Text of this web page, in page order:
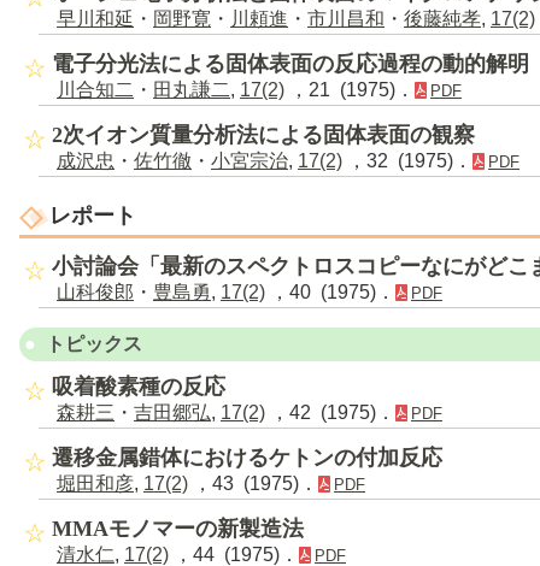
早川和延 ・ 岡野寛 ・ 川頼進 ・ 市川昌和 ・ 後藤純孝, 17(2)
電子分光法による固体表面の反応過程の動的解明
川合知二 ・ 田丸謙二, 17(2) ，21 (1975)． PDF
2次イオン質量分析法による固体表面の観察
成沢忠 ・ 佐竹徹 ・ 小宮宗治, 17(2) ，32 (1975)． PDF
レポート
小討論会「最新のスペクトロスコピーなにがどこ
山科俊郎 ・ 豊島勇, 17(2) ，40 (1975)． PDF
トピックス
吸着酸素種の反応
森耕三 ・ 吉田郷弘, 17(2) ，42 (1975)． PDF
遷移金属錯体におけるケトンの付加反応
堀田和彦, 17(2) ，43 (1975)． PDF
MMAモノマーの新製造法
清水仁, 17(2) ，44 (1975)． PDF